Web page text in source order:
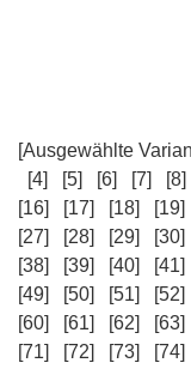
[Ausgewählte
[4]
[5] [6] [7] [8]
[16]
[17] [18] [19]
[27]
[28] [29] [30]
[38]
[39] [40] [41]
[49]
[50] [51] [52]
[60]
[61] [62] [63]
[71]
[72] [73] [74]